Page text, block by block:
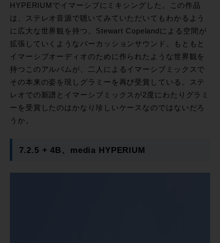
HYPERIUMでイマーシブにミキシングした。この作品
は、ステレオ音源で聴いてみていただいてもわかるよう
に広大な世界観を持つ。Stewart Copelandによる空間が
拡張していくようなパーカッションサウンド。もともと
イマーシブオーディオのために作られたような世界観を
持つこのアルバムが、二人によるイマーシブミックスで
その本来の姿を現しグラミーを再び受賞している。ステ
レオでの新譜とイマーシブミックスが2度にわたりグラミ
ーを受賞したのはかなり珍しいケースなのではないだろ
うか。
7.2.5 + 4B、media HYPERIUM